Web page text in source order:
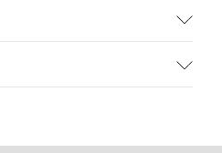
con materiales de primera